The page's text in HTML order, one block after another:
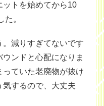
ットを始めてから10
。
減りすぎてないです
ンドと心配になりま
ていた老廃物が抜け
するので、大丈夫